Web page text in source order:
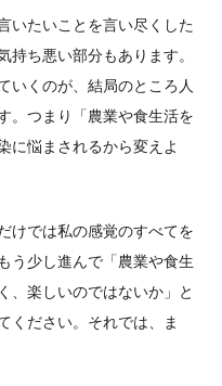
いたいことを言い尽くした
持ち悪い部分もあります。
いくのが、結局のところ人
。つまり「農業や食生活を
に悩まされるから変えよ
けでは私の感覚のすべてを
う少し進んで「農業や食生
、楽しいのではないか」と
ください。それでは、ま